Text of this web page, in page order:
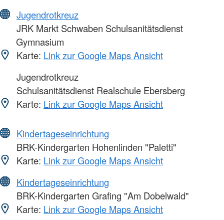
Jugendrotkreuz
JRK Markt Schwaben Schulsanitätsdienst
Gymnasium
Karte: Link zur Google Maps Ansicht
Jugendrotkreuz
Schulsanitätsdienst Realschule Ebersberg
Karte: Link zur Google Maps Ansicht
Kindertageseinrichtung
BRK-Kindergarten Hohenlinden "Paletti"
Karte: Link zur Google Maps Ansicht
Kindertageseinrichtung
BRK-Kindergarten Grafing "Am Dobelwald"
Karte: Link zur Google Maps Ansicht